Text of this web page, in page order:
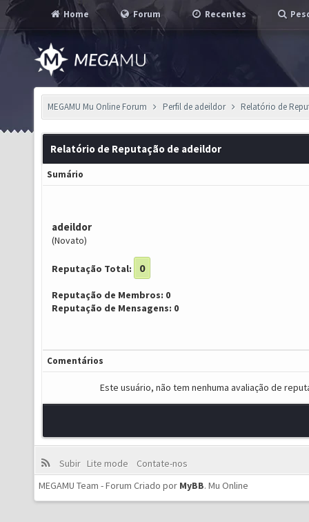
Home Forum Recentes
MEGAMU Mu Online Forum Perfil de adeildor Relatório de
Relatório de Reputação de adeildor
Sumário
adeildor
(Novato)
Reputação Total: 0
Reputação de Membros: 0
Reputação de Mensagens: 0
Comentários
Este usuário, não tem nenhuma avaliação de
Subir Lite mode
Contate-nos
MEGAMU Team - Forum Criado por MyBB. Mu Online